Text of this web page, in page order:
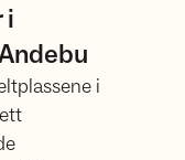
i
i